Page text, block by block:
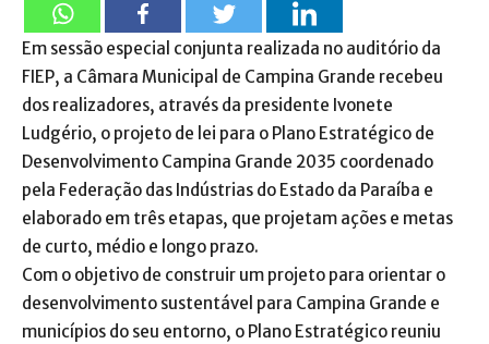
Em sessão especial conjunta realizada no auditório da
FIEP, a Câmara Municipal de Campina Grande recebeu
dos realizadores, através da presidente Ivonete
Ludgério, o projeto de lei para o Plano Estratégico de
Desenvolvimento Campina Grande 2035 coordenado
pela Federação das Indústrias do Estado da Paraíba e
elaborado em três etapas, que projetam ações e metas
de curto, médio e longo prazo.
Com o objetivo de construir um projeto para orientar o
desenvolvimento sustentável para Campina Grande e
municípios do seu entorno, o Plano Estratégico reuniu